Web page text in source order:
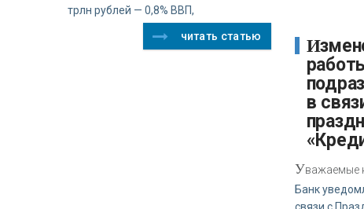
трлн рублей — 0,8% ВВП,
читать статью Изменение режима
в
Уважаемые
Банк